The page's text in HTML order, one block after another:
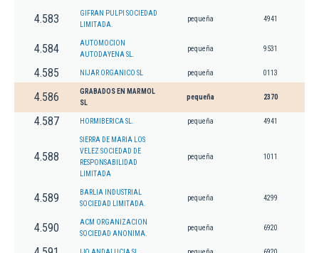
4.583
GIFRAN PULPI SOCIEDAD
LIMITADA.
pequeña 4941
4.584
AUTOMOCION
AUTODAYENA SL.
pequeña 9531
4.585 NIJAR ORGANICO SL pequeña 0113
4.586
GRABADOS EN MARMOL
SL
pequeña 2370
4.587 HORMIBERICA SL. pequeña 4941
4.588
SIERRA DE MARIA LOS
VELEZ SOCIEDAD DE
RESPONSABILIDAD
LIMITADA
pequeña 1011
4.589
BARLIA INDUSTRIAL
SOCIEDAD LIMITADA.
pequeña 4299
4.590
ACM ORGANIZACION
SOCIEDAD ANONIMA.
pequeña 6920